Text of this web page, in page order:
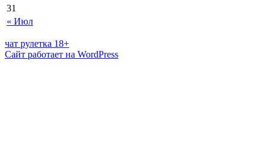
« Июл
31
чат рулетка 18+
Сайт работает на WordPress